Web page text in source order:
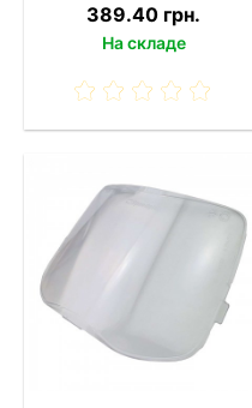
389.40 грн.
На складе